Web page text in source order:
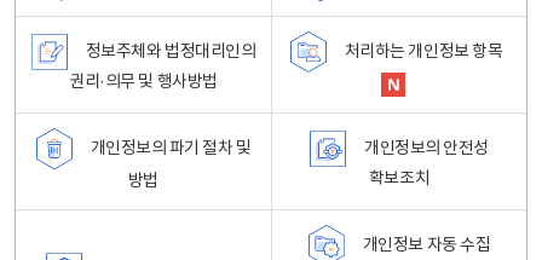
정보주체와 법정대리인의
권리·의무 및 행사방법
처리하는 개인정보 항목
개인정보의 파기 절차 및
방법
개인정보의 안전성
확보조치
개인정보 자동 수집